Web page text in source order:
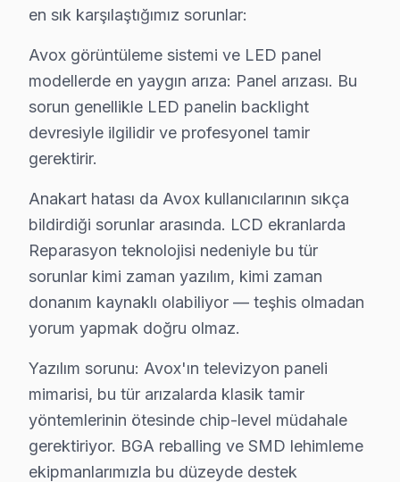
Avox Marka Eğitimi: Avox yetkili hizmet
Gaziosmanpaşa Referansları: Gaziosmanpaşa
Bugün randevu alın. 0850 811 14 36
Uzman Avox Teknisyen Ekibimiz
Gaziosmanpaşa Avox Hizmet'in başarısı,
Gaziosmanpaşa teknisyenlerimiz Avox tarafından
• Gaziosmanpaşa'de BGA ve SMD Lehimleme
Osiloskop, ESR ölçer ve termal kamera ile bozuk
• Yazılım ve Firmware Yükseltmesi
Smart televizyon paneli yazılım sorunlarını,
Her yıl marka sertifikasyon programlarına katılarak
» Her teknik işlem, titizlik ve şeffaflık ilkesiyle
Gaziosmanpaşa'de televizyon servis ihtiyacınız için,
en sık karşılaştığımız sorunlar:
Avox görüntüleme sistemi ve LED panel
modellerde en yaygın arıza: Panel arızası. Bu
sorun genellikle LED panelin backlight
devresiyle ilgilidir ve profesyonel tamir
gerektirir.
Anakart hatası da Avox kullanıcılarının sıkça
bildirdiği sorunlar arasında. LCD ekranlarda
Reparasyon teknolojisi nedeniyle bu tür
sorunlar kimi zaman yazılım, kimi zaman
donanım kaynaklı olabiliyor — teşhis olmadan
yorum yapmak doğru olmaz.
Yazılım sorunu: Avox'ın televizyon paneli
mimarisi, bu tür arızalarda klasik tamir
yöntemlerinin ötesinde chip-level müdahale
gerektiriyor. BGA reballing ve SMD lehimleme
ekipmanlarımızla bu düzeyde destek